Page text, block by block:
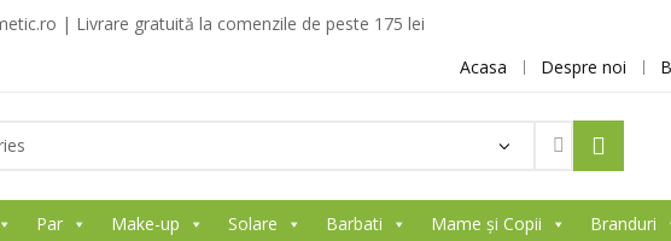
| Livrare gratuită la comenzile de peste 175 lei
Acasa
Despre noi
Par Make-up Solare Barbati Mame și Copii Branduri